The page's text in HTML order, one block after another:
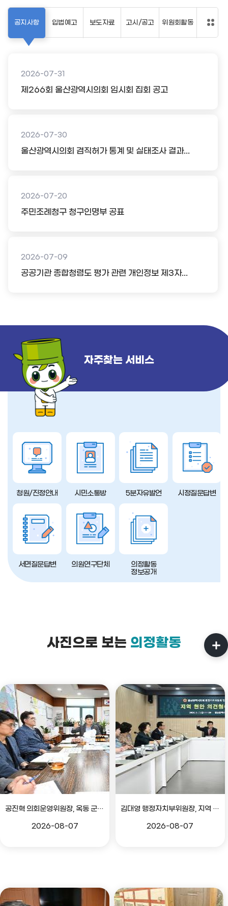
공지사항
2026-07-31
제266회 울산광역시의회 임시회 집회 공고
2026-07-30
울산광역시의회 겸직허가 통계 및 실태조사 결과...
2026-07-20
주민조례청구 청구인명부 공표
2026-07-09
공공기관 종합청렴도 평가 관련 개인정보 제3자...
입법예고 보도자료 고시/공고 위원회활동
자주찾는 서비스
청원/진정안내 시민소통방 5분자유발언 시정질문답변
서면질문답변 의원연구단체
의정활동
정보공개
사진으로 보는 의정활동
공진혁 의회운영위원장, 옥동 군부대 이전지 양동마을 주민지원사업 점검
2026-08-07
김대영 행정자치부위원장, 지역 현안 의견 청취 간담회
2026-08-07